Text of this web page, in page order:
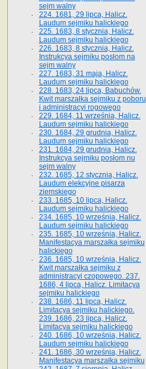
sejm walny
224. 1681, 29 lipca, Halicz.
Laudum sejmiku halickiego
225. 1683, 8 stycznia, Halicz.
Laudum sejmiku halickiego
226. 1683, 8 stycznia, Halicz.
Instrukcya sejmiku posłom na
sejm walny
227. 1683, 31 maja, Halicz.
Laudum sejmiku halickiego
228. 1683, 24 lipca, Babuchów.
Kwit marszałka sejmiku z poboru
i administracyi rogowego
229. 1684, 11 września, Halicz.
Laudum sejmiku halickiego
230. 1684, 29 grudnia, Halicz.
Laudum sejmiku halickiego
231. 1684, 29 grudnia, Halicz.
Instrukcya sejmiku posłom nu
sejm walny
232. 1685, 12 stycznia, Halicz.
Laudum elekcyjne pisarza
ziemskiego
233. 1685, 10 lipca, Halicz.
Laudum sejmiku halickiego
234. 1685, 10 września, Halicz.
Laudum sejmiku halickiego
235. 1685, 10 września, Halicz.
Manifestacya marszałka sejmiku
halickiego
236. 1685, 10 września, Halicz.
Kwit marszałka sejmiku z
administracyi czopowego. 237.
1686, 4 lipca, Halicz. Limitacya
sejmiku halickiego
238. 1686, 11 lipca, Halicz.
Limitacya sejmiku halickiego.
239. 1686, 23 lipca, Halicz.
Limitacya sejmiku halickiego
240. 1686, 10 września, Halicz.
Laudum sejmiku halickiego
241. 1686, 30 września, Halicz.
Manifestacya marszałka sejmiku